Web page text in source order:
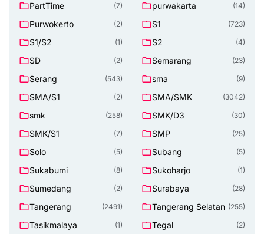
PartTime (7) purwakarta (14)
Purwokerto (2) S1 (723)
S1/S2 (1) S2 (4)
SD (2) Semarang (23)
Serang (543) sma (9)
SMA/S1 (2) SMA/SMK (3042)
smk (258) SMK/D3 (30)
SMK/S1 (7) SMP (25)
Solo (5) Subang (5)
Sukabumi (8) Sukoharjo (1)
Sumedang (2) Surabaya (28)
Tangerang (2491) Tangerang Selatan (255)
Tasikmalaya (1) Tegal (2)